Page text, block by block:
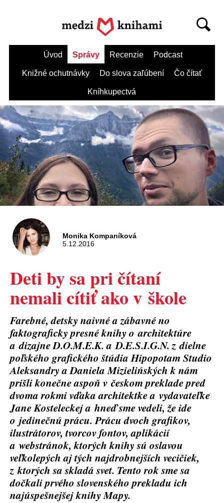
Úvod Správy Recenzie Podcast
Knižné ochutnávky Do slova zaľúbení Čo čítať
Kníhkupectvá
Monika Kompaníková
5.12.2016
Deti by sa pri čítaní
nemali cítiť ako v škole
Farebné, detsky naivné a zábavné no
faktograficky presné knihy o architektúre
a dizajne D.O.M.E.K. a D.E.S.I.G.N. z dielne
poľského grafického štúdia Hipopotam Studio
Aleksandry a Daniela Mizielińských k nám
prišli konečne aspoň v českom preklade pred
dvoma rokmi vďaka architektke a vydavateľke
Jane Kosteleckej a hneď sme vedeli, že ide
o jedinečnú prácu. Prácu dvoch grafikov,
ilustrátorov, tvorcov fontov, aplikácií
a webstránok, ktorých knihy sú oslavou
veľkolepých aj tých najdrobnejších vecičiek,
z ktorých sa skladá svet. Tento rok sme sa
dočkali prvého slovenského prekladu ich
najúspešnejšej knihy Mapy.